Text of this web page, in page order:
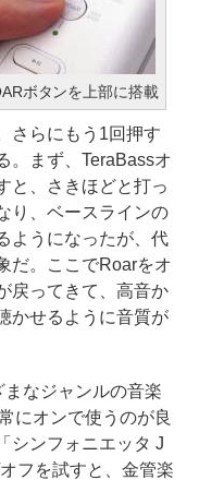
ボタンを上部に搭載
さらにもう1回押す
。まず、TeraBassオ
と、さきほどと打っ
り、ベースラインの
ようになったが、代
だ。ここでRoarをオ
戻ってきて、高音か
かせるように音質が
なジャンルの音楽
にオンで使うのが良
シンフォニエッタ J
フを試すと、金管楽